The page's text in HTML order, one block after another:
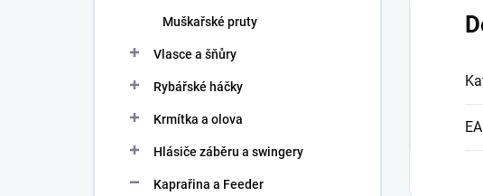
Muškařské pruty
Vlasce a šňůry
Rybářské háčky
Krmítka a olova
Hlásiče záběru a swingery
Kaprařina a Feeder